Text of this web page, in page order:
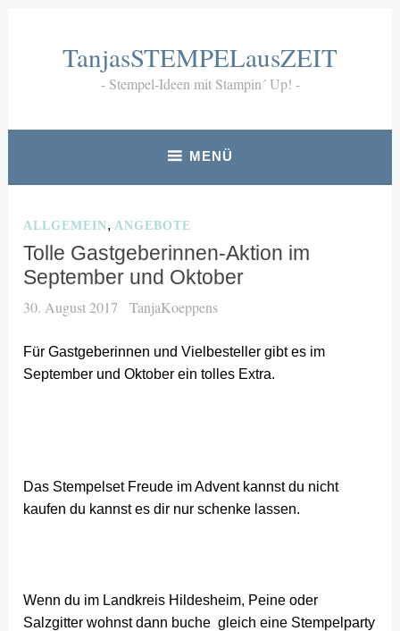
TanjasSTEMPELausZEIT
Stempel-Ideen mit Stampin´ Up!
MENÜ
ALLGEMEIN, ANGEBOTE
Tolle Gastgeberinnen-Aktion im
September und Oktober
30. August 2017 TanjaKoeppens
Für Gastgeberinnen und Vielbesteller gibt es im
September und Oktober ein tolles Extra.
Das Stempelset Freude im Advent kannst du nicht
kaufen du kannst es dir nur schenke lassen.
Wenn du im Landkreis Hildesheim, Peine oder
Salzgitter wohnst dann buche gleich eine Stempelparty